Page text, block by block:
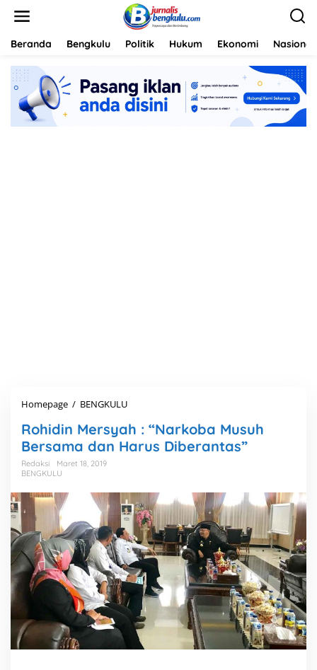
Beranda Bengkulu Politik Hukum Ekonomi Nasional
Homepage / BENGKULU
h
i
d
M
e
r
s
y
a
h
:
"
N
Rohidin Mersyah : “Narkoba Musuh
Bersama dan Harus Diberantas”
Redaksi
Maret 18, 2019
BENGKULU